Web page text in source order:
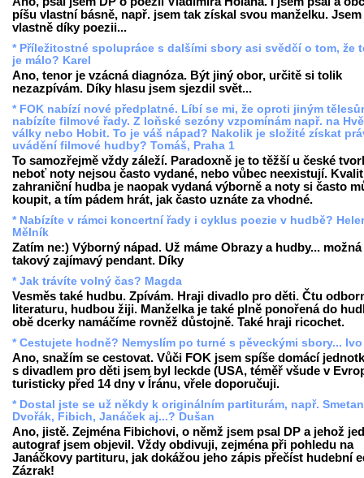
píšu vlastní básně, např. jsem tak získal svou manželku.
vlastně díky poezii...
* Příležitostné spolupráce s dalšími sbory asi svědčí o tom, že
je málo? Karel
Ano, tenor je vzácná diagnóza. Být jiný obor, určitě si tolik
nezazpívám. Díky hlasu jsem sjezdil svět...
* FOK nabízí nové předplatné. Líbí se mi, že oproti jiným
nabízíte filmové řady. Z loňské sezóny vzpomínám např. na
války nebo Hobit. To je váš nápad? Nakolik je složité získat
uvádění filmové hudby? Tomáš, Praha 1
To samozřejmě vždy záleží. Paradoxně je to těžší u české
neboť noty nejsou často vydané, nebo vůbec neexistují.
zahraniční hudba je naopak vydaná výborně a noty si často
koupit, a tím pádem hrát, jak často uznáte za vhodné.
* Nabízíte v rámci koncertní řady i cyklus poezie v hudbě?
Mělník
Zatím ne:) Výborný nápad. Už máme Obrazy a hudby... možná
takový zajímavý pendant. Díky
* Jak trávíte volný čas? Magda
Vesměs také hudbu. Zpívám. Hraji divadlo pro děti. Čtu
literaturu, hudbou žiji. Manželka je také plně ponořená do
obě dcerky namáčíme rovněž důstojně. Také hraji ricochet.
* Cestujete hodně? Nemyslím po turné s pěveckými sbory... Ivo
Ano, snažím se cestovat. Vůči FOK jsem spíše domácí
s divadlem pro děti jsem byl leckde (USA, téměř všude v
turisticky před 14 dny v Íránu, vřele doporučuji.
* Dostal jste se už někdy k originálním partiturám, např.
Dvořák, Fibich, Janáček aj...? Dušan
Ano, jistě. Zejména Fibichovi, o němž jsem psal DP a jehož
autograf jsem objevil. Vždy obdivuji, zejména při pohledu na
Janáčkovy partituru, jak dokážou jeho zápis přečíst hudební
Zázrak!